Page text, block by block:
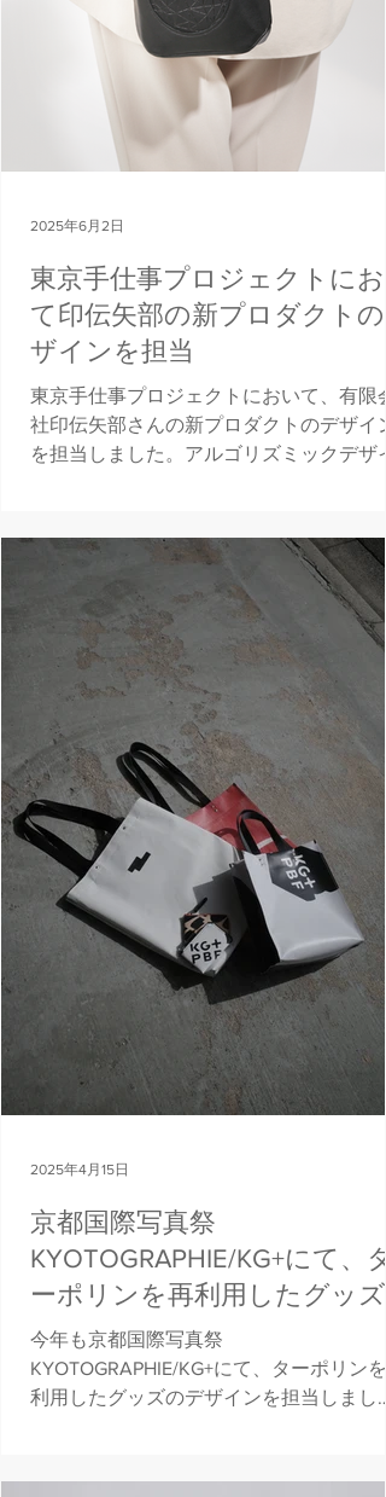
ガジンの登録 公式LINEの登録 ーーーーー
ー KENTO HASHIGUCHI HP:
http://www.kentohashiguchi.com
東京手仕事プロジェクトにお
て印伝矢部の新プロダクトの
ザインを担当
東京手仕事プロジェクトにおいて、有限会
社印伝矢部さんの新プロダクトのデザイン
を担当しました。アルゴリズミックデザイ
た印伝の紋様について 伝統工芸×現代デ
イン。アルゴリズムルゴリズミックデザイ
2025年6月2日
京都国際写真祭
KYOTOGRAPHIE/KG+にて、タ
ーポリンを再利用したグッズ
デザインを担当
今年も京都国際写真祭
KYOTOGRAPHIE/KG+にて、ターポリンを
利用したグッズのデザインを担当しまし
催イベントならではのサスティナブルなプ
2025年4月15日